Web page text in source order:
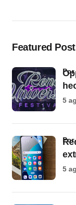
Featured
5
5